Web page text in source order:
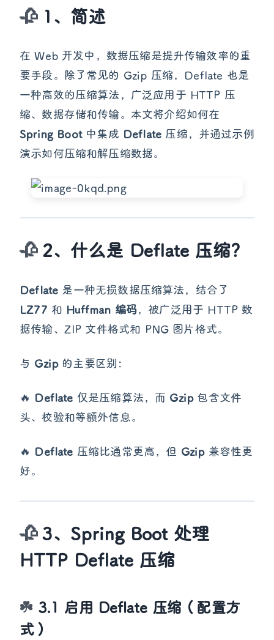
1、简述
在 Web 开发中，数据压缩是提升传输效率的重
要手段。除了常见的 Gzip 压缩，Deflate 也是
一种高效的压缩算法，广泛应用于 HTTP 压
缩、数据存储和传输。本文将介绍如何在
Spring Boot中集成 Deflate 压缩，并通过示例
演示如何压缩和解压缩数据。
2、什么是 Deflate 压缩？
Deflate 是一种无损数据压缩算法，结合了
LZ77 和 Huffman 编码，被广泛用于 HTTP 数
据传输、ZIP 文件格式和 PNG 图片格式。
与 Gzip的主要区别：
🔥 Deflate 仅是压缩算法，而 Gzip包含文件
头、校验和等额外信息。
🔥 Deflate 压缩比通常更高，但 Gzip兼容性更
好。
3、Spring Boot 处理
HTTP Deflate 压缩
3.1 启用 Deflate 压缩（配置方
式）